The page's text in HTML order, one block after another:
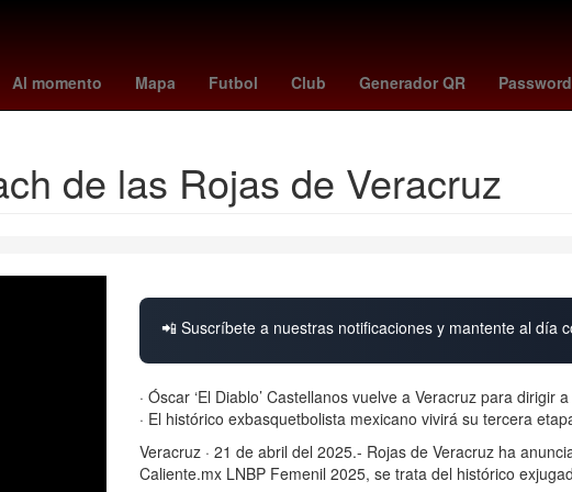
Al momento Mapa Futbol Club Generador QR
metroid prime 4 cuando juega colombia Puebla de Zaragoza Pozole
de las Rojas de Veracruz
📲 Suscríbete a nuestras notificaciones y mantente al día
· Óscar ‘El Diablo’ Castellanos vuelve a Veracruz para dirigir
· El histórico exbasquetbolista mexicano vivirá su tercera
Veracruz · 21 de abril del 2025.- Rojas de Veracruz ha
Caliente.mx LNBP Femenil 2025, se trata del histórico